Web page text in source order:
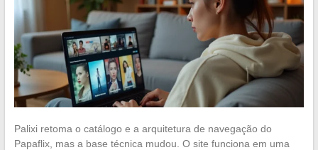
Palixi retoma o catálogo e a arquitetura de navegação do
Papaflix, mas a base técnica mudou. O site funciona em uma